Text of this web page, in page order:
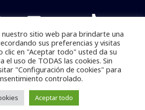
Twitter
LinkedIn
Telegram
YouTube
TikTok
Todos los derechos reservados.
la información total o parcial sin
a la fuente.
poryalla ya!
nuestro sitio web para brindarte una
sus preferencias y visitas
clic en "Aceptar todo" usted da su
el uso de TODAS las cookies. Sin
"Configuración de cookies" para
controlado.
Aceptar todo